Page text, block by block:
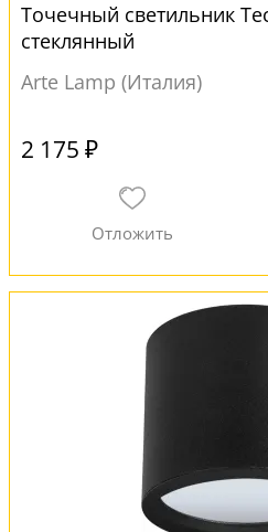
Точечный светильник
стеклянный
Arte Lamp (Италия)
2 175 ₽